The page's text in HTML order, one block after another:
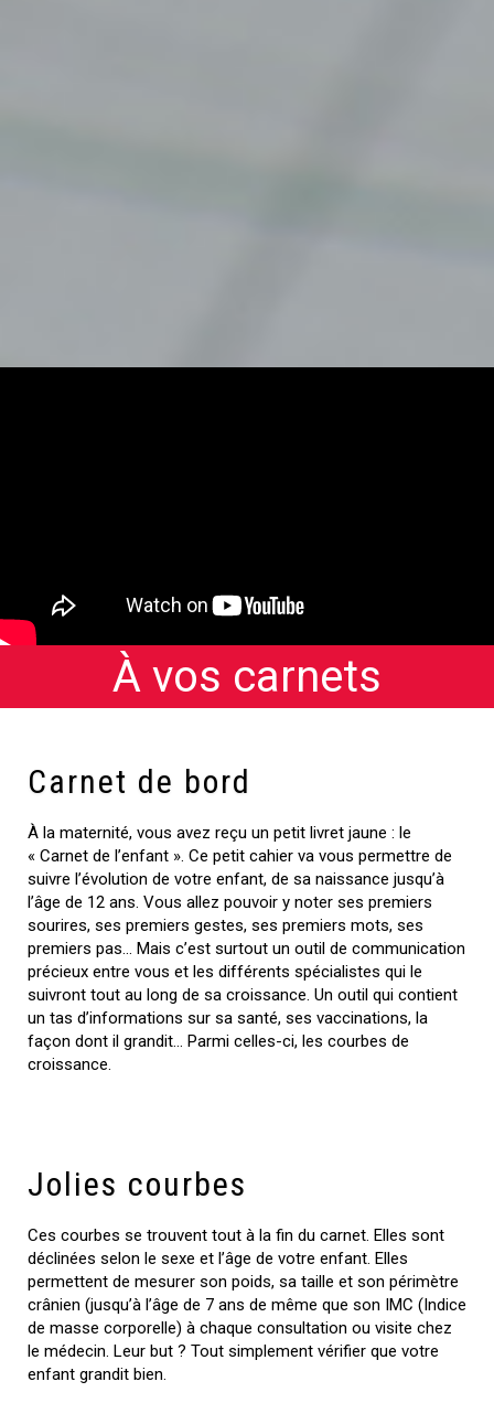
À vos carnets
Carnet de bord
À la maternité, vous avez reçu un petit livret jaune : le
« Carnet de l’enfant ». Ce petit cahier va vous permettre de
suivre l’évolution de votre enfant, de sa naissance jusqu’à
l’âge de 12 ans. Vous allez pouvoir y noter ses premiers
sourires, ses premiers gestes, ses premiers mots, ses
premiers pas… Mais c’est surtout un outil de communication
précieux entre vous et les différents spécialistes qui le
suivront tout au long de sa croissance. Un outil qui contient
un tas d’informations sur sa santé, ses vaccinations, la
façon dont il grandit… Parmi celles-ci, les courbes de
croissance.
Jolies courbes
Ces courbes se trouvent tout à la fin du carnet. Elles sont
déclinées selon le sexe et l’âge de votre enfant. Elles
permettent de mesurer son poids, sa taille et son périmètre
crânien (jusqu’à l’âge de 7 ans de même que son IMC (Indice
de masse corporelle) à chaque consultation ou visite chez
le médecin. Leur but ? Tout simplement vérifier que votre
enfant grandit bien.